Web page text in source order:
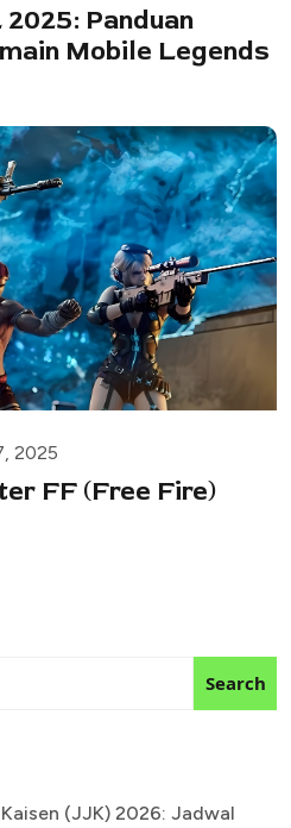
Panduan
Mobile Legends
2025
FF (Free Fire)
Search
(JJK) 2026: Jadwal